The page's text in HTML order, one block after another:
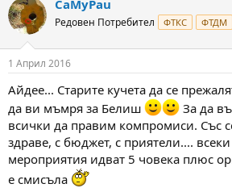
c
t
i
s
CaMyPau
Редовен Потребител ФТКС ФТДМ
1 Април 2016
Айдее... Старите кучета да се
да ви мъмря за Белиш
За да
всички да правим компромиси. Със
здраве, с бюджет, с приятели....
мероприятия идват 5 човека плюс
е смисъла